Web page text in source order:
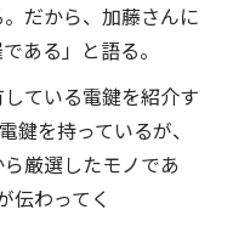
だから、加藤さんに
ある」と語る。
ている電鍵を紹介す
鍵を持っているが、
厳選したモノであ
伝わってく